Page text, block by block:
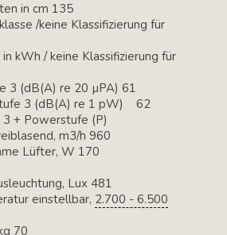
in cm 135
/keine Klassifizierung für
in kWh / keine Klassifizierung für
3 (dB(A) re 20 µPA) 61
3 (dB(A) re 1 pW) 62
+ Powerstufe (P)
m3/h 960
Lüfter, W 170
Lux 481
einstellbar, 2.700 - 6.500
70